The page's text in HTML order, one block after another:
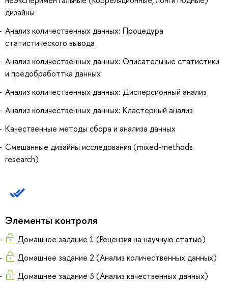
дизайны
Анализ количественных данных: Процедура
статистического вывода
Анализ количественных данных: Описательные статистики
и предобработтка данных
Анализ количественных данных: Дисперсионный анализ
Анализ количественных данных: Кластерный анализ
Качественные методы сбора и анализа данных
Смешанные дизайны исследования (mixed-methods
research)
Элементы контроля
Домашнее задание 1 (Рецензия на научную статью)
Домашнее задание 2 (Анализ количественных данных)
Домашнее задание 3 (Анализ качественных данных)